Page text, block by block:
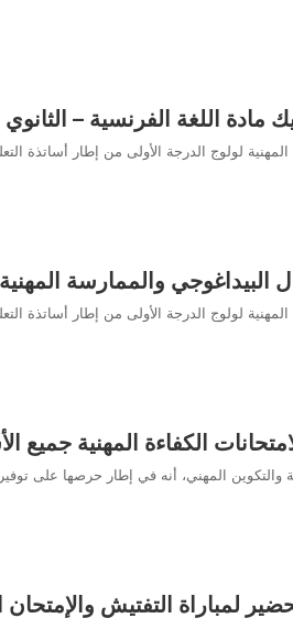
مادة اللغة الفرنسية – الثانوي
الدرجة الأولى من إطار أساتذة التعليم الثانوي التأهيلي دورة
البيداغوجي والممارسة المهنية
الدرجة الأولى من إطار أساتذة التعليم الثانوي التأهيلي دورة
الكفاءة المهنية
والتكوين المهني، أنه في إطار حرصها على
لمباراة التفتيش والإمتحان